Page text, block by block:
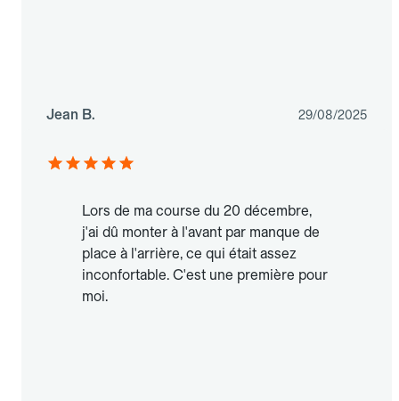
Jean B. 29/08/2025
Lors de ma course du 20 décembre,
j'ai dû monter à l'avant par manque de
place à l'arrière, ce qui était assez
inconfortable. C'est une première pour
moi.